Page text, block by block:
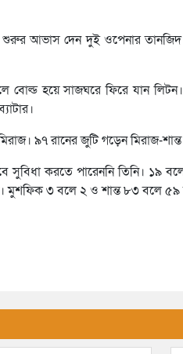
শুরুর আভাস দেন দুই ওপেনার
হয়ে সাজঘরে ফিরে যান লিটন।
৯৭ রানের জুটি গড়েন মিরাজ-
করতে পারেননি তিনি। ১৯
মুশফিক ৩ বলে ২ ও শান্ত ৮৩ বলে ৫৯